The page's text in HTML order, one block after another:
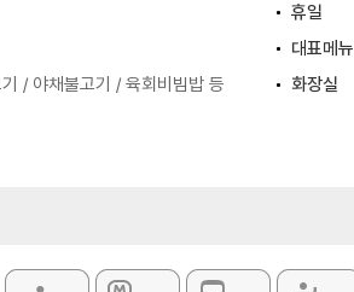
휴일
대표메뉴
/ 야채불고기 / 육회비빔밥 등 화장실